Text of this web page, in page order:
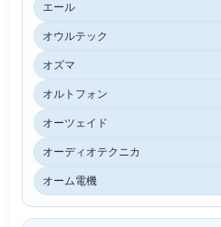
エール
オウルテック
オズマ
オルトフォン
オーツェイド
オーディオテクニカ
オーム電機